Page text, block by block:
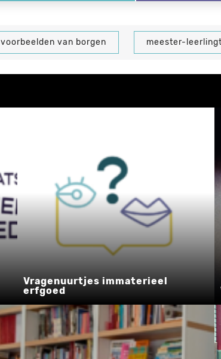
voorbeelden van borgen meester-
Vragenuurtjes immaterieel
erfgoed